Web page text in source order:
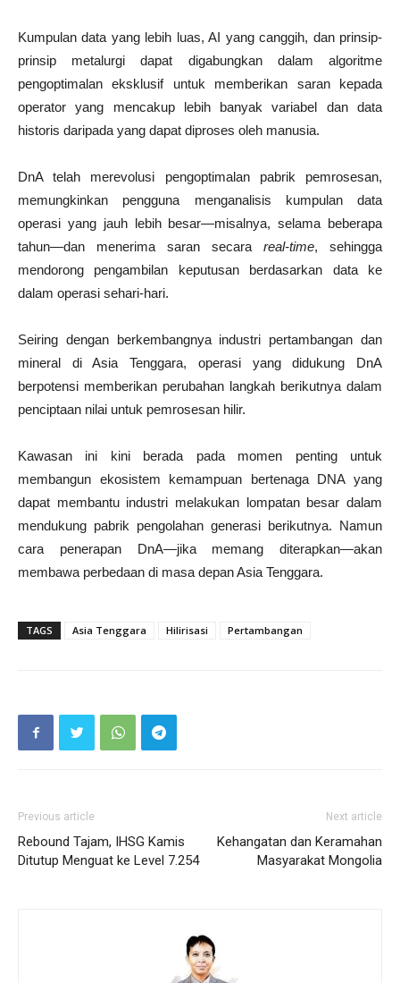
Kumpulan data yang lebih luas, AI yang canggih, dan prinsip-
prinsip metalurgi dapat digabungkan dalam algoritme
pengoptimalan eksklusif untuk memberikan saran kepada
operator yang mencakup lebih banyak variabel dan data
historis daripada yang dapat diproses oleh manusia.
DnA telah merevolusi pengoptimalan pabrik pemrosesan,
memungkinkan pengguna menganalisis kumpulan data
operasi yang jauh lebih besar—misalnya, selama beberapa
tahun—dan menerima saran secara real-time, sehingga
mendorong pengambilan keputusan berdasarkan data ke
dalam operasi sehari-hari.
Seiring dengan berkembangnya industri pertambangan dan
mineral di Asia Tenggara, operasi yang didukung DnA
berpotensi memberikan perubahan langkah berikutnya dalam
penciptaan nilai untuk pemrosesan hilir.
Kawasan ini kini berada pada momen penting untuk
membangun ekosistem kemampuan bertenaga DNA yang
dapat membantu industri melakukan lompatan besar dalam
mendukung pabrik pengolahan generasi berikutnya. Namun
cara penerapan DnA—jika memang diterapkan—akan
membawa perbedaan di masa depan Asia Tenggara.
TAGS Asia Tenggara Hilirisasi Pertambangan
Previous article
Rebound Tajam, IHSG Kamis
Ditutup Menguat ke Level 7.254
Next article
Kehangatan dan Keramahan
Masyarakat Mongolia